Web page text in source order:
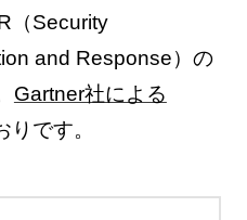
（Security
and Response）の
Gartner社による
りです。